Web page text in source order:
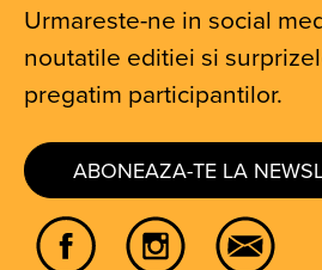
Urmareste-ne in social
noutatile editiei si
pregatim participantilor.
ABONEAZA-TE LA